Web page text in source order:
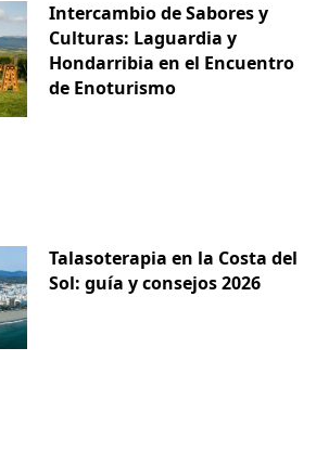
Intercambio de Sabores y
Culturas: Laguardia y
Hondarribia en el Encuentro
de Enoturismo
Talasoterapia en la Costa del
Sol: guía y consejos 2026